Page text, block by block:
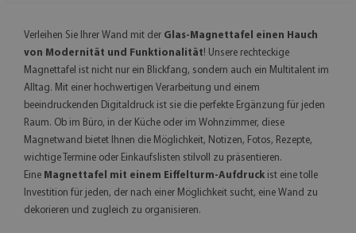
Verleihen Sie Ihrer Wand mit der Glas-Magnettafel einen Hauch
von Modernität und Funktionalität! Unsere rechteckige
Magnettafel ist nicht nur ein Blickfang, sondern auch ein Multitalent im
Alltag. Mit einer hochwertigen Verarbeitung und einem
beeindruckenden Digitaldruck ist sie die perfekte Ergänzung für jeden
Raum. Ob im Büro, in der Küche oder im Wohnzimmer, diese
Magnetwand bietet Ihnen die Möglichkeit, Notizen, Fotos, Rezepte,
wichtige Termine oder Einkaufslisten stilvoll zu präsentieren.
Eine Magnettafel mit einem Eiffelturm-Aufdruck ist eine tolle
Investition für jeden, der nach einer Möglichkeit sucht, eine Wand zu
dekorieren und zugleich zu organisieren.